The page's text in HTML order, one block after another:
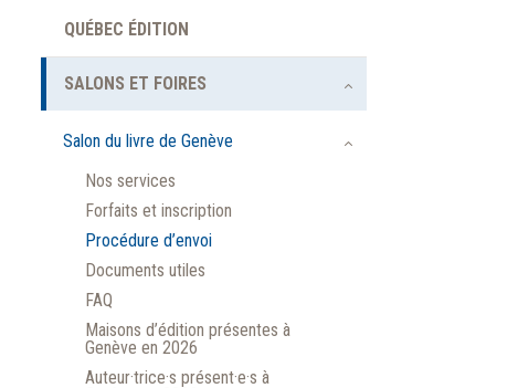
QUÉBEC ÉDITION
SALONS ET FOIRES
Salon du livre de Genève
Nos services
Forfaits et inscription
Procédure d’envoi
Documents utiles
FAQ
Maisons d’édition présentes à
Genève en 2026
Auteur·trice·s présent·e·s à